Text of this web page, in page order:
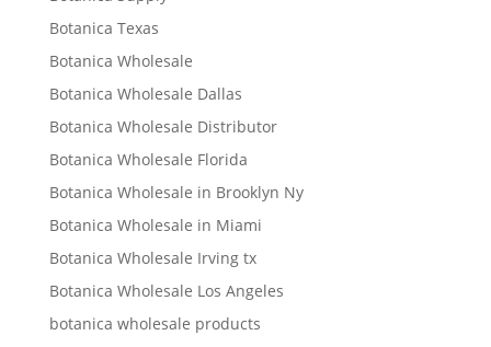
Botanica Texas
Botanica Wholesale
Botanica Wholesale Dallas
Botanica Wholesale Distributor
Botanica Wholesale Florida
Botanica Wholesale in Brooklyn Ny
Botanica Wholesale in Miami
Botanica Wholesale Irving tx
Botanica Wholesale Los Angeles
botanica wholesale products